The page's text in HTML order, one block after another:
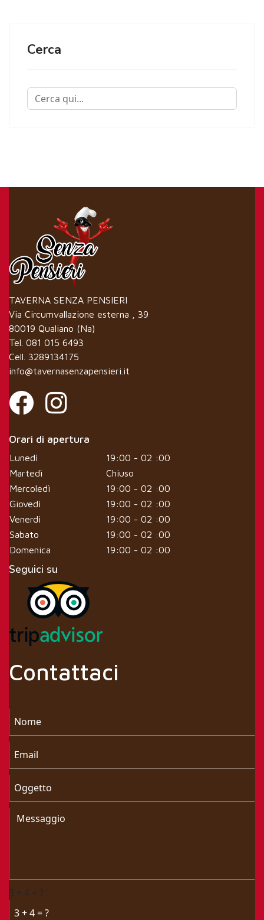
Cerca
Cerca...
TAVERNA SENZA PENSIERI
Via Circumvallazione esterna , 39
80019 Qualiano (Na)
Tel. 081 015 6493
Cell. 3289134175
info@tavernasenzapensieri.it
Orari di apertura
Lunedì
19:00 - 02 :00
Martedì
Chiuso
Mercoledì
19:00 - 02 :00
Giovedì
19:00 - 02 :00
Venerdì
19:00 - 02 :00
Sabato
19:00 - 02 :00
Domenica
19:00 - 02 :00
Seguici su
Contattaci
3 + 4 = ?